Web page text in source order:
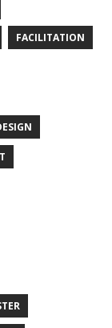
FACILITATION